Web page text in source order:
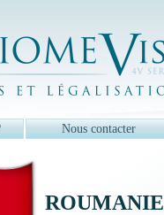
Nous contacter
ROUMANIE